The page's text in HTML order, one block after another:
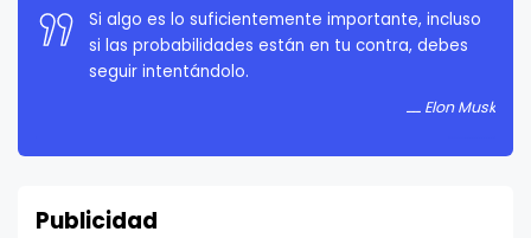
Si algo es lo suficientemente importante, incluso
si las probabilidades están en tu contra, debes
seguir intentándolo.
Elon Musk
Publicidad